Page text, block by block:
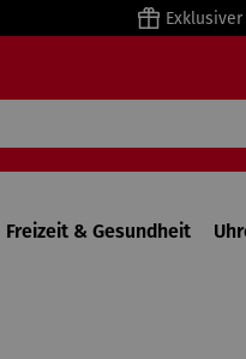
Freizeit & Gesundheit